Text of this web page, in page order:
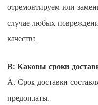
отремонтируем или
случае любых
качества.
В: Каковы сроки
А: Срок доставки
предоплаты.